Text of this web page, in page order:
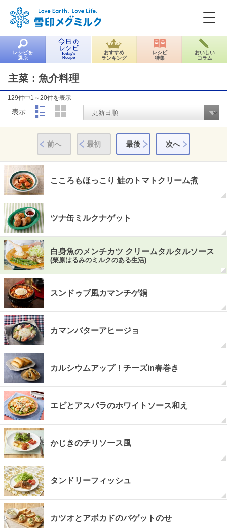
レシピを
選ぶ
Today's
Recipe
おすすめ
ランキング
レシピ
特集
おいしい
コラム
主菜：魚介料理
129件中1～20件を表示
表示
前へ 最初 最後 次へ
こころもほっこり 鮭のトマトクリーム煮
ツナ缶ミルクナゲット
白身魚のメンチカツ クリームタルタルソース
(栗原はるみのミルクのある生活)
スンドゥブ風カマンチゲ鍋
カマンバターアヒージョ
カルシウムアップ！チーズin春巻き
エビとアスパラのホワイトソース和え
かじきのチリソース風
タンドリーフィッシュ
カツオとアボカドのバゲットのせ